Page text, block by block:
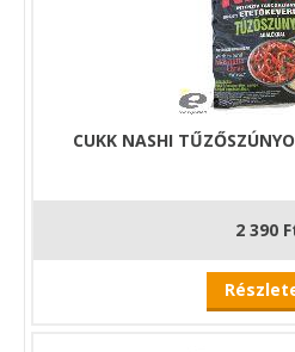
CUKK NASHI
2 390